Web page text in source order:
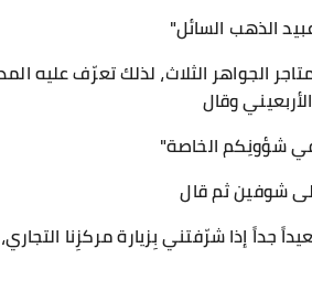
الذهب السائل"
الجواهر الثلاث، لذلك تعرّف عليه
وقال
في شؤونِكم الخاصة"
شوفين ثم قال
إذا شرّفتني بِزيارة مركزِنا التجاري،